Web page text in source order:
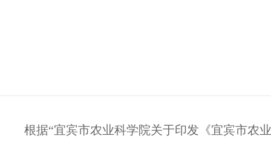
根据“宜宾市农业科学院关于印发《宜宾市农